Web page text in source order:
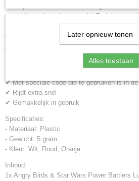
zich op kan storten. Het doel is gemaakt van
verpakking af worden gehaald. Trek het
Darth Vader! Er staat een belangrijke code
doel waarmee je in de Angry Birds App
Voordelen:
✔ Inclusief target waar op in gereden kan
✔ Met speciale code die te gebruiken is in de
✔ Rijdt extra snel
✔ Gemakkelijk in gebruik
Specificaties:
- Materiaal: Plastic
- Gewicht: 5 gram
- Kleur: Wit, Rood, Oranje
Inhoud:
1x Angry Birds & Star Wars Power Battlers
Later opnieuw tonen
Alles toestaan